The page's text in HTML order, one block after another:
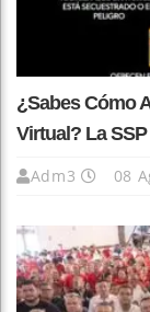
¿Sabes Cómo
Virtual? La
Adm3 08